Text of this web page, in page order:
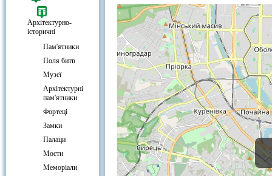
Архітектурно-
історичні
Пам'ятники
Поля битв
Музеї
Архітектурні
пам'ятники
Фортеці
Замки
Палаци
Мости
Меморіали